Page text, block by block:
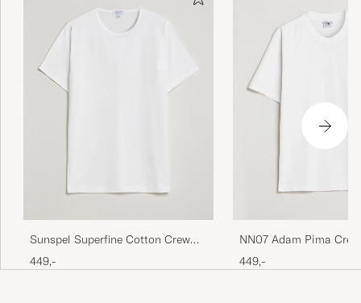
Sunspel Superfine Cotton Crew
Neck T-Shirt White
449,-
NN07 Adam Pima
Shirt White
449,-